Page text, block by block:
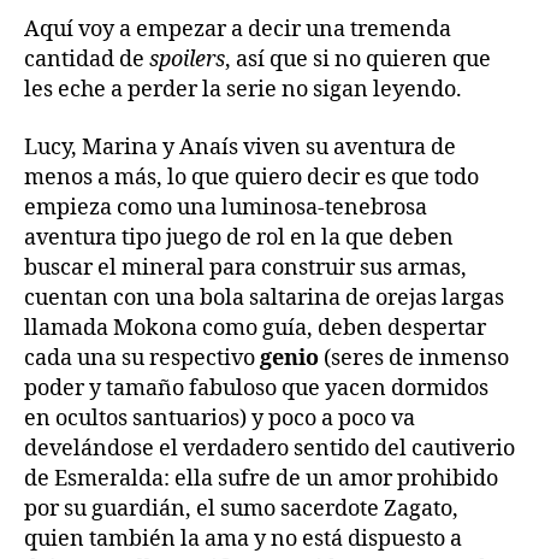
Aquí voy a empezar a decir una tremenda
cantidad de spoilers, así que si no quieren que
les eche a perder la serie no sigan leyendo.
Lucy, Marina y Anaís viven su aventura de
menos a más, lo que quiero decir es que todo
empieza como una luminosa-tenebrosa
aventura tipo juego de rol en la que deben
buscar el mineral para construir sus armas,
cuentan con una bola saltarina de orejas largas
llamada Mokona como guía, deben despertar
cada una su respectivo genio (seres de inmenso
poder y tamaño fabuloso que yacen dormidos
en ocultos santuarios) y poco a poco va
develándose el verdadero sentido del cautiverio
de Esmeralda: ella sufre de un amor prohibido
por su guardián, el sumo sacerdote Zagato,
quien también la ama y no está dispuesto a